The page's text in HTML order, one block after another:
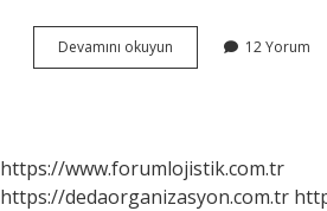
Devamını okuyun
ne
12 Yorum
https://www.forumlojistik.com.tr
https://dedaorganizasyon.com.tr